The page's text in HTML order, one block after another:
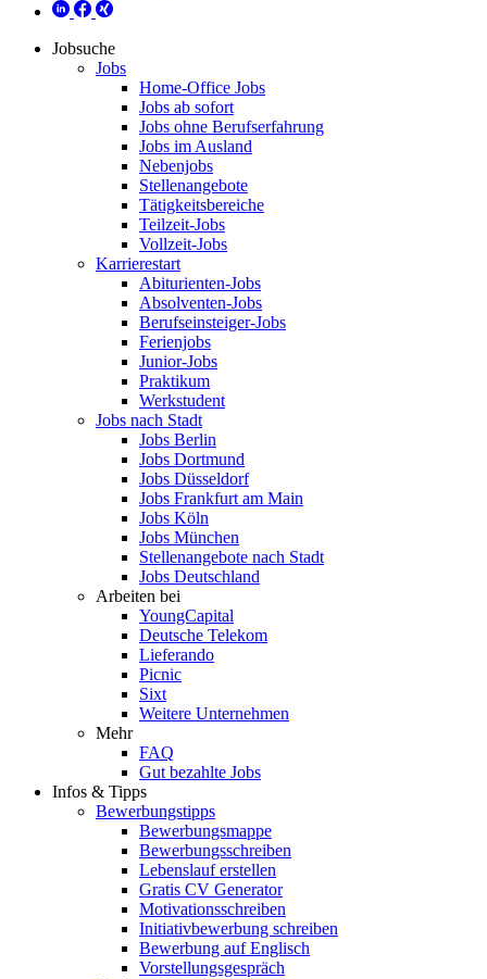
Jobsuche
Jobs
Home-Office Jobs
Jobs ab sofort
Jobs ohne Berufserfahrung
Jobs im Ausland
Nebenjobs
Stellenangebote
Tätigkeitsbereiche
Teilzeit-Jobs
Vollzeit-Jobs
Karrierestart
Abiturienten-Jobs
Absolventen-Jobs
Berufseinsteiger-Jobs
Ferienjobs
Junior-Jobs
Praktikum
Werkstudent
Jobs nach Stadt
Jobs Berlin
Jobs Dortmund
Jobs Düsseldorf
Jobs Frankfurt am Main
Jobs Köln
Jobs München
Stellenangebote nach Stadt
Jobs Deutschland
Arbeiten bei
YoungCapital
Deutsche Telekom
Lieferando
Picnic
Sixt
Weitere Unternehmen
Mehr
FAQ
Gut bezahlte Jobs
Infos & Tipps
Bewerbungstipps
Bewerbungsmappe
Bewerbungsschreiben
Lebenslauf erstellen
Gratis CV Generator
Motivationsschreiben
Initiativbewerbung schreiben
Bewerbung auf Englisch
Vorstellungsgespräch